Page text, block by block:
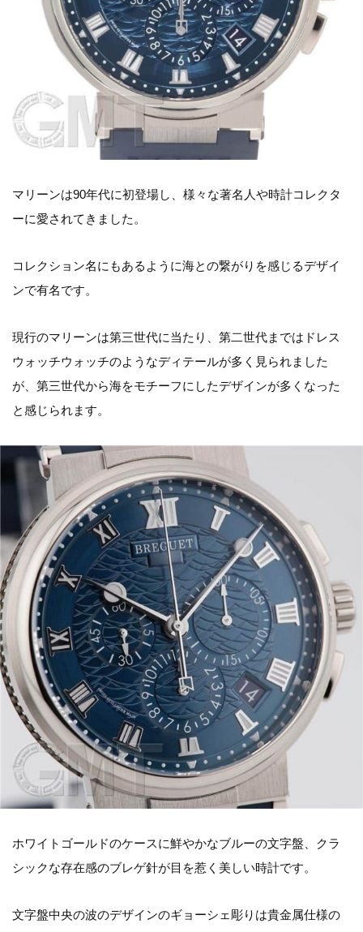
マリーンは90年代に初登場し、様々な著名人や時計コレクタ
ーに愛されてきました。
コレクション名にもあるように海との繋がりを感じるデザイ
ンで有名です。
現行のマリーンは第三世代に当たり、第二世代まではドレス
ウォッチウォッチのようなディテールが多く見られました
が、第三世代から海をモチーフにしたデザインが多くなった
と感じられます。
ホワイトゴールドのケースに鮮やかなブルーの文字盤、クラ
シックな存在感のブレゲ針が目を惹く美しい時計です。
文字盤中央の波のデザインのギョーシェ彫りは貴金属仕様の